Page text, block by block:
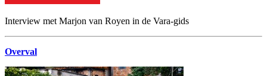
Interview met Marjon van Royen in de Vara-gids
Overval